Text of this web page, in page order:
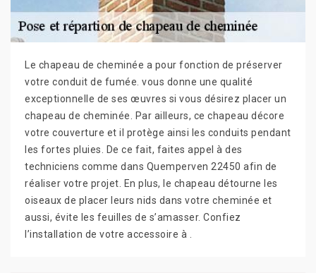
Le chapeau de cheminée a pour fonction de préserver
votre conduit de fumée. vous donne une qualité
exceptionnelle de ses œuvres si vous désirez placer un
chapeau de cheminée. Par ailleurs, ce chapeau décore
votre couverture et il protège ainsi les conduits pendant
les fortes pluies. De ce fait, faites appel à des
techniciens comme dans Quemperven 22450 afin de
réaliser votre projet. En plus, le chapeau détourne les
oiseaux de placer leurs nids dans votre cheminée et
aussi, évite les feuilles de s’amasser. Confiez
l’installation de votre accessoire à .